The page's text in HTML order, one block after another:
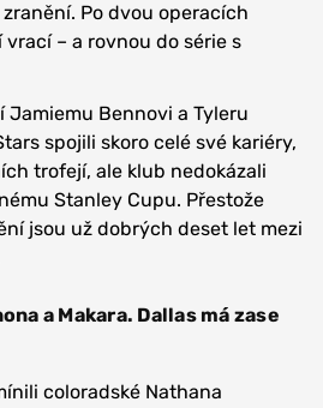
Po dvou operacích
– a rovnou do série s
Jamiemu Bennovi a Tyleru
spojili skoro celé své kariéry,
trofejí, ale klub nedokázali
Stanley Cupu. Přestože
jsou už dobrých deset let mezi
a Makara. Dallas má zase
coloradské Nathana